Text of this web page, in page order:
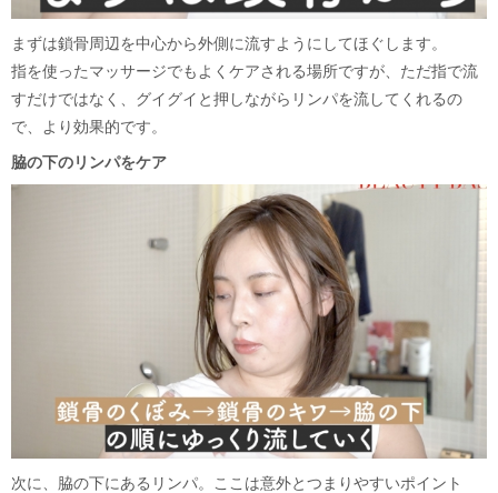
まずは鎖骨周辺を中心から外側に流すようにしてほぐします。
指を使ったマッサージでもよくケアされる場所ですが、ただ指で流
すだけではなく、グイグイと押しながらリンパを流してくれるの
で、より効果的です。
脇の下のリンパをケア
次に、脇の下にあるリンパ。ここは意外とつまりやすいポイント